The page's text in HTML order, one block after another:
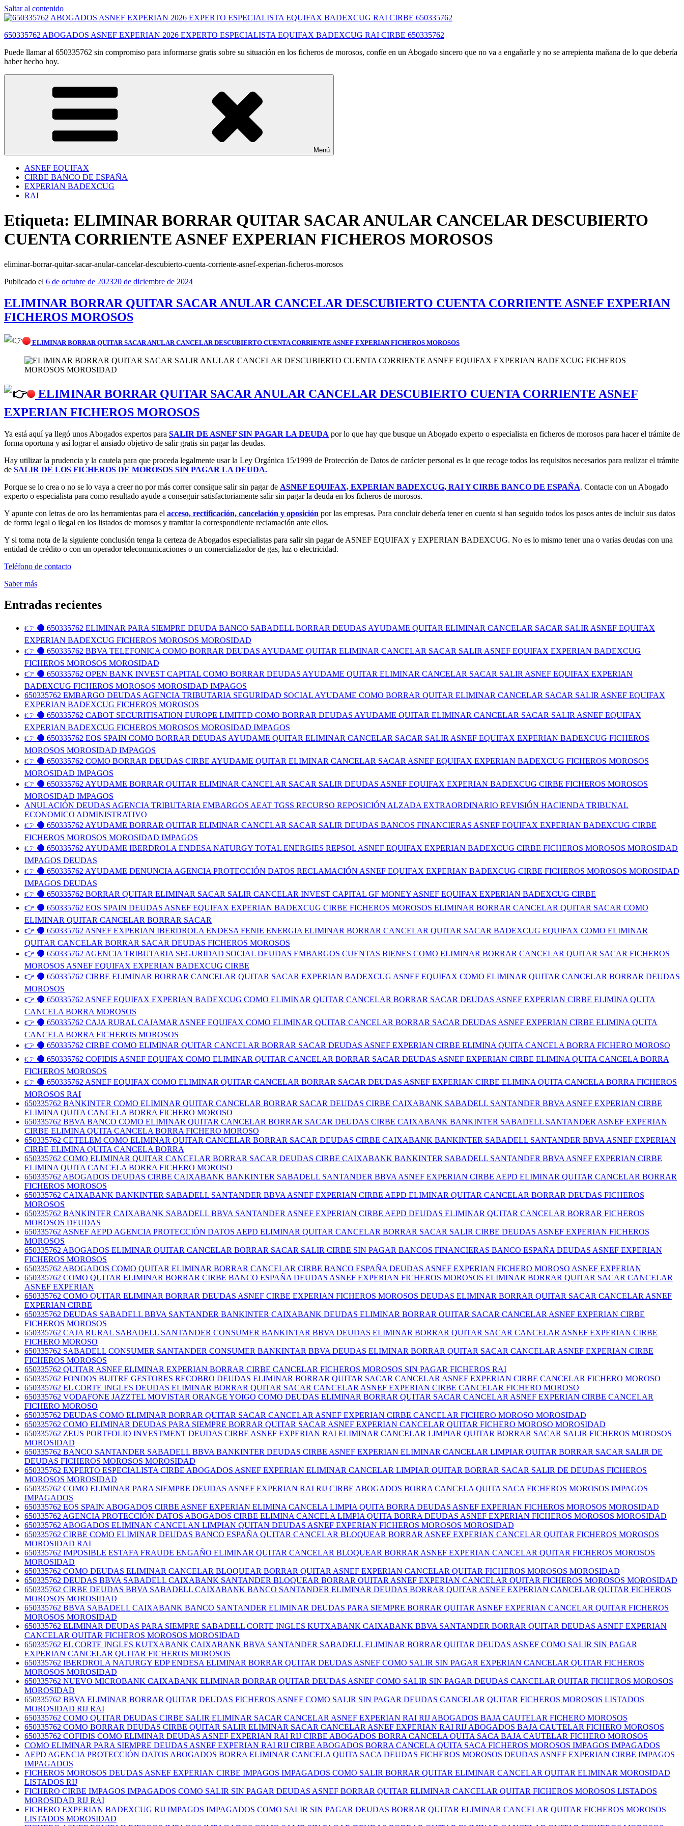
Saltar al contenido
650335762 ABOGADOS ASNEF EXPERIAN 2026 EXPERTO ESPECIALISTA EQUIFAX BADEXCUG RAI CIRBE 650335762
Puede llamar al 650335762 sin compromiso para informarse gratis sobre su situación en los ficheros de morosos, confíe en un Abogado sincero que no va a engañarle y no se arrepienta mañana de lo que debería
haber hecho hoy.
Menú
ASNEF EQUIFAX
CIRBE BANCO DE ESPAÑA
EXPERIAN BADEXCUG
RAI
Etiqueta: ELIMINAR BORRAR QUITAR SACAR ANULAR CANCELAR DESCUBIERTO
CUENTA CORRIENTE ASNEF EXPERIAN FICHEROS MOROSOS
eliminar-borrar-quitar-sacar-anular-cancelar-descubierto-cuenta-corriente-asnef-experian-ficheros-morosos
Publicado el 6 de octubre de 202320 de diciembre de 2024
ELIMINAR BORRAR QUITAR SACAR ANULAR CANCELAR DESCUBIERTO CUENTA CORRIENTE ASNEF EXPERIAN
FICHEROS MOROSOS
ELIMINAR BORRAR QUITAR SACAR ANULAR CANCELAR DESCUBIERTO CUENTA CORRIENTE ASNEF EXPERIAN FICHEROS MOROSOS
ELIMINAR BORRAR QUITAR SACAR ANULAR CANCELAR DESCUBIERTO CUENTA CORRIENTE ASNEF
EXPERIAN FICHEROS MOROSOS
Ya está aquí ya llegó unos Abogados expertos para SALIR DE ASNEF SIN PAGAR LA DEUDA por lo que hay que busque un Abogado experto o especialista en ficheros de morosos para hacer el trámite de
forma oportuna y así lograr el ansiado objetivo de salir gratis sin pagar las deudas.
Hay utilizar la prudencia y la cautela para que proceda legalmente usar la Ley Orgánica 15/1999 de Protección de Datos de carácter personal es la que recoge todos los requisitos necesarios para realizar el trámite
de SALIR DE LOS FICHEROS DE MOROSOS SIN PAGAR LA DEUDA.
Porque se lo crea o no se lo vaya a creer no por más correr consigue salir sin pagar de ASNEF EQUIFAX, EXPERIAN BADEXCUG, RAI Y CIRBE BANCO DE ESPAÑA. Contacte con un Abogado
experto o especialista para como resultado ayude a conseguir satisfactoriamente salir sin pagar la deuda en los ficheros de morosos.
Y apunte con letras de oro las herramientas para el acceso, rectificación, cancelación y oposición por las empresas. Para concluir debería tener en cuenta si han seguido todos los pasos antes de incluir sus datos
de forma legal o ilegal en los listados de morosos y tramitar la correspondiente reclamación ante ellos.
Y si toma nota de la siguiente conclusión tenga la certeza de Abogados especialistas para salir sin pagar de ASNEF EQUIFAX y EXPERIAN BADEXCUG. No es lo mismo tener una o varias deudas con una
entidad de crédito o con un operador telecomunicaciones o un comercializador de gas, luz o electricidad.
Teléfono de contacto
Saber más
Entradas recientes
👉 🔴 650335762 ELIMINAR PARA SIEMPRE DEUDA BANCO SABADELL BORRAR DEUDAS AYUDAME QUITAR ELIMINAR CANCELAR SACAR SALIR ASNEF EQUIFAX
EXPERIAN BADEXCUG FICHEROS MOROSOS MOROSIDAD
👉 🔴 650335762 BBVA TELEFONICA COMO BORRAR DEUDAS AYUDAME QUITAR ELIMINAR CANCELAR SACAR SALIR ASNEF EQUIFAX EXPERIAN BADEXCUG
FICHEROS MOROSOS MOROSIDAD
👉 🔴 650335762 OPEN BANK INVEST CAPITAL COMO BORRAR DEUDAS AYUDAME QUITAR ELIMINAR CANCELAR SACAR SALIR ASNEF EQUIFAX EXPERIAN
BADEXCUG FICHEROS MOROSOS MOROSIDAD IMPAGOS
650335762 EMBARGO DEUDAS AGENCIA TRIBUTARIA SEGURIDAD SOCIAL AYUDAME COMO BORRAR QUITAR ELIMINAR CANCELAR SACAR SALIR ASNEF EQUIFAX
EXPERIAN BADEXCUG FICHEROS MOROSOS
👉 🔴 650335762 CABOT SECURITISATION EUROPE LIMITED COMO BORRAR DEUDAS AYUDAME QUITAR ELIMINAR CANCELAR SACAR SALIR ASNEF EQUIFAX
EXPERIAN BADEXCUG FICHEROS MOROSOS MOROSIDAD IMPAGOS
👉 🔴 650335762 EOS SPAIN COMO BORRAR DEUDAS AYUDAME QUITAR ELIMINAR CANCELAR SACAR SALIR ASNEF EQUIFAX EXPERIAN BADEXCUG FICHEROS
MOROSOS MOROSIDAD IMPAGOS
👉 🔴 650335762 COMO BORRAR DEUDAS CIRBE AYUDAME QUITAR ELIMINAR CANCELAR SACAR ASNEF EQUIFAX EXPERIAN BADEXCUG FICHEROS MOROSOS
MOROSIDAD IMPAGOS
👉 🔴 650335762 AYUDAME BORRAR QUITAR ELIMINAR CANCELAR SACAR SALIR DEUDAS ASNEF EQUIFAX EXPERIAN BADEXCUG CIRBE FICHEROS MOROSOS
MOROSIDAD IMPAGOS
ANULACIÓN DEUDAS AGENCIA TRIBUTARIA EMBARGOS AEAT TGSS RECURSO REPOSICIÓN ALZADA EXTRAORDINARIO REVISIÓN HACIENDA TRIBUNAL
ECONOMICO ADMINISTRATIVO
👉 🔴 650335762 AYUDAME BORRAR QUITAR ELIMINAR CANCELAR SACAR SALIR DEUDAS BANCOS FINANCIERAS ASNEF EQUIFAX EXPERIAN BADEXCUG CIRBE
FICHEROS MOROSOS MOROSIDAD IMPAGOS
👉 🔴 650335762 AYUDAME IBERDROLA ENDESA NATURGY TOTAL ENERGIES REPSOL ASNEF EQUIFAX EXPERIAN BADEXCUG CIRBE FICHEROS MOROSOS MOROSIDAD
IMPAGOS DEUDAS
👉 🔴 650335762 AYUDAME DENUNCIA AGENCIA PROTECCIÓN DATOS RECLAMACIÓN ASNEF EQUIFAX EXPERIAN BADEXCUG CIRBE FICHEROS MOROSOS MOROSIDAD
IMPAGOS DEUDAS
👉 🔴 650335762 BORRAR QUITAR ELIMINAR SACAR SALIR CANCELAR INVEST CAPITAL GF MONEY ASNEF EQUIFAX EXPERIAN BADEXCUG CIRBE
👉 🔴 650335762 EOS SPAIN DEUDAS ASNEF EQUIFAX EXPERIAN BADEXCUG CIRBE FICHEROS MOROSOS ELIMINAR BORRAR CANCELAR QUITAR SACAR COMO
ELIMINAR QUITAR CANCELAR BORRAR SACAR
👉 🔴 650335762 ASNEF EXPERIAN IBERDROLA ENDESA FENIE ENERGIA ELIMINAR BORRAR CANCELAR QUITAR SACAR BADEXCUG EQUIFAX COMO ELIMINAR
QUITAR CANCELAR BORRAR SACAR DEUDAS FICHEROS MOROSOS
👉 🔴 650335762 AGENCIA TRIBUTARIA SEGURIDAD SOCIAL DEUDAS EMBARGOS CUENTAS BIENES COMO ELIMINAR BORRAR CANCELAR QUITAR SACAR FICHEROS
MOROSOS ASNEF EQUIFAX EXPERIAN BADEXCUG CIRBE
👉 🔴 650335762 CIRBE ELIMINAR BORRAR CANCELAR QUITAR SACAR EXPERIAN BADEXCUG ASNEF EQUIFAX COMO ELIMINAR QUITAR CANCELAR BORRAR DEUDAS
MOROSOS
👉 🔴 650335762 ASNEF EQUIFAX EXPERIAN BADEXCUG COMO ELIMINAR QUITAR CANCELAR BORRAR SACAR DEUDAS ASNEF EXPERIAN CIRBE ELIMINA QUITA
CANCELA BORRA MOROSOS
👉 🔴 650335762 CAJA RURAL CAJAMAR ASNEF EQUIFAX COMO ELIMINAR QUITAR CANCELAR BORRAR SACAR DEUDAS ASNEF EXPERIAN CIRBE ELIMINA QUITA
CANCELA BORRA FICHEROS MOROSOS
👉 🔴 650335762 CIRBE COMO ELIMINAR QUITAR CANCELAR BORRAR SACAR DEUDAS ASNEF EXPERIAN CIRBE ELIMINA QUITA CANCELA BORRA FICHERO MOROSO
👉 🔴 650335762 COFIDIS ASNEF EQUIFAX COMO ELIMINAR QUITAR CANCELAR BORRAR SACAR DEUDAS ASNEF EXPERIAN CIRBE ELIMINA QUITA CANCELA BORRA
FICHEROS MOROSOS
👉 🔴 650335762 ASNEF EQUIFAX COMO ELIMINAR QUITAR CANCELAR BORRAR SACAR DEUDAS ASNEF EXPERIAN CIRBE ELIMINA QUITA CANCELA BORRA FICHEROS
MOROSOS RAI
650335762 BANKINTER COMO ELIMINAR QUITAR CANCELAR BORRAR SACAR DEUDAS CIRBE CAIXABANK SABADELL SANTANDER BBVA ASNEF EXPERIAN CIRBE
ELIMINA QUITA CANCELA BORRA FICHERO MOROSO
650335762 BBVA BANCO COMO ELIMINAR QUITAR CANCELAR BORRAR SACAR DEUDAS CIRBE CAIXABANK BANKINTER SABADELL SANTANDER ASNEF EXPERIAN
CIRBE ELIMINA QUITA CANCELA BORRA FICHERO MOROSO
650335762 CETELEM COMO ELIMINAR QUITAR CANCELAR BORRAR SACAR DEUDAS CIRBE CAIXABANK BANKINTER SABADELL SANTANDER BBVA ASNEF EXPERIAN
CIRBE ELIMINA QUITA CANCELA BORRA
650335762 COMO ELIMINAR QUITAR CANCELAR BORRAR SACAR DEUDAS CIRBE CAIXABANK BANKINTER SABADELL SANTANDER BBVA ASNEF EXPERIAN CIRBE
ELIMINA QUITA CANCELA BORRA FICHERO MOROSO
650335762 ABOGADOS DEUDAS CIRBE CAIXABANK BANKINTER SABADELL SANTANDER BBVA ASNEF EXPERIAN CIRBE AEPD ELIMINAR QUITAR CANCELAR BORRAR
FICHEROS MOROSOS
650335762 CAIXABANK BANKINTER SABADELL SANTANDER BBVA ASNEF EXPERIAN CIRBE AEPD ELIMINAR QUITAR CANCELAR BORRAR DEUDAS FICHEROS
MOROSOS
650335762 BANKINTER CAIXABANK SABADELL BBVA SANTANDER ASNEF EXPERIAN CIRBE AEPD DEUDAS ELIMINAR QUITAR CANCELAR BORRAR FICHEROS
MOROSOS DEUDAS
650335762 ASNEF AEPD AGENCIA PROTECCIÓN DATOS AEPD ELIMINAR QUITAR CANCELAR BORRAR SACAR SALIR CIRBE DEUDAS ASNEF EXPERIAN FICHEROS
MOROSOS
650335762 ABOGADOS ELIMINAR QUITAR CANCELAR BORRAR SACAR SALIR CIRBE SIN PAGAR BANCOS FINANCIERAS BANCO ESPAÑA DEUDAS ASNEF EXPERIAN
FICHEROS MOROSOS
650335762 ABOGADOS COMO QUITAR ELIMINAR BORRAR CANCELAR CIRBE BANCO ESPAÑA DEUDAS ASNEF EXPERIAN FICHERO MOROSO ASNEF EXPERIAN
650335762 COMO QUITAR ELIMINAR BORRAR CIRBE BANCO ESPAÑA DEUDAS ASNEF EXPERIAN FICHEROS MOROSOS ELIMINAR BORRAR QUITAR SACAR CANCELAR
ASNEF EXPERIAN
650335762 COMO QUITAR ELIMINAR BORRAR DEUDAS ASNEF CIRBE EXPERIAN FICHEROS MOROSOS DEUDAS ELIMINAR BORRAR QUITAR SACAR CANCELAR ASNEF
EXPERIAN CIRBE
650335762 DEUDAS SABADELL BBVA SANTANDER BANKINTER CAIXABANK DEUDAS ELIMINAR BORRAR QUITAR SACAR CANCELAR ASNEF EXPERIAN CIRBE
FICHEROS MOROSOS
650335762 CAJA RURAL SABADELL SANTANDER CONSUMER BANKINTAR BBVA DEUDAS ELIMINAR BORRAR QUITAR SACAR CANCELAR ASNEF EXPERIAN CIRBE
FICHERO MOROSO
650335762 SABADELL CONSUMER SANTANDER CONSUMER BANKINTAR BBVA DEUDAS ELIMINAR BORRAR QUITAR SACAR CANCELAR ASNEF EXPERIAN CIRBE
FICHEROS MOROSOS
650335762 QUITAR ASNEF ELIMINAR EXPERIAN BORRAR CIRBE CANCELAR FICHEROS MOROSOS SIN PAGAR FICHEROS RAI
650335762 FONDOS BUITRE GESTORES RECOBRO DEUDAS ELIMINAR BORRAR QUITAR SACAR CANCELAR ASNEF EXPERIAN CIRBE CANCELAR FICHERO MOROSO
650335762 EL CORTE INGLES DEUDAS ELIMINAR BORRAR QUITAR SACAR CANCELAR ASNEF EXPERIAN CIRBE CANCELAR FICHERO MOROSO
650335762 VODAFONE JAZZTEL MOVISTAR ORANGE YOIGO COMO DEUDAS ELIMINAR BORRAR QUITAR SACAR CANCELAR ASNEF EXPERIAN CIRBE CANCELAR
FICHERO MOROSO
650335762 DEUDAS COMO ELIMINAR BORRAR QUITAR SACAR CANCELAR ASNEF EXPERIAN CIRBE CANCELAR FICHERO MOROSO MOROSIDAD
650335762 COMO ELIMINAR DEUDAS PARA SIEMPRE BORRAR QUITAR SACAR ASNEF EXPERIAN CANCELAR QUITAR FICHERO MOROSO MOROSIDAD
650335762 ZEUS PORTFOLIO INVESTMENT DEUDAS CIRBE ASNEF EXPERIAN RAI ELIMINAR CANCELAR LIMPIAR QUITAR BORRAR SACAR SALIR FICHEROS MOROSOS
MOROSIDAD
650335762 BANCO SANTANDER SABADELL BBVA BANKINTER DEUDAS CIRBE ASNEF EXPERIAN ELIMINAR CANCELAR LIMPIAR QUITAR BORRAR SACAR SALIR DE
DEUDAS FICHEROS MOROSOS MOROSIDAD
650335762 EXPERTO ESPECIALISTA CIRBE ABOGADOS ASNEF EXPERIAN ELIMINAR CANCELAR LIMPIAR QUITAR BORRAR SACAR SALIR DE DEUDAS FICHEROS
MOROSOS MOROSIDAD
650335762 COMO ELIMINAR PARA SIEMPRE DEUDAS ASNEF EXPERIAN RAI RIJ CIRBE ABOGADOS BORRA CANCELA QUITA SACA FICHEROS MOROSOS IMPAGOS
IMPAGADOS
650335762 EOS SPAIN ABOGADOS CIRBE ASNEF EXPERIAN ELIMINA CANCELA LIMPIA QUITA BORRA DEUDAS ASNEF EXPERIAN FICHEROS MOROSOS MOROSIDAD
650335762 AGENCIA PROTECCIÓN DATOS ABOGADOS CIRBE ELIMINA CANCELA LIMPIA QUITA BORRA DEUDAS ASNEF EXPERIAN FICHEROS MOROSOS MOROSIDAD
650335762 ABOGADOS ELIMINAN CANCELAN LIMPIAN QUITAN DEUDAS ASNEF EXPERIAN FICHEROS MOROSOS MOROSIDAD
650335762 CIRBE COMO ELIMINAR DEUDAS BANCO ESPAÑA QUITAR CANCELAR BLOQUEAR BORRAR ASNEF EXPERIAN CANCELAR QUITAR FICHEROS MOROSOS
MOROSIDAD RAI
650335762 IMPOSIBLE ESTAFA FRAUDE ENGAÑO ELIMINAR QUITAR CANCELAR BLOQUEAR BORRAR ASNEF EXPERIAN CANCELAR QUITAR FICHEROS MOROSOS
MOROSIDAD
650335762 COMO DEUDAS ELIMINAR CANCELAR BLOQUEAR BORRAR QUITAR ASNEF EXPERIAN CANCELAR QUITAR FICHEROS MOROSOS MOROSIDAD
650335762 DEUDAS BBVA SABADELL CAIXABANK SANTANDER BLOQUEAR BORRAR QUITAR ASNEF EXPERIAN CANCELAR QUITAR FICHEROS MOROSOS MOROSIDAD
650335762 CIRBE DEUDAS BBVA SABADELL CAIXABANK BANCO SANTANDER ELIMINAR DEUDAS BORRAR QUITAR ASNEF EXPERIAN CANCELAR QUITAR FICHEROS
MOROSOS MOROSIDAD
650335762 BBVA SABADELL CAIXABANK BANCO SANTANDER ELIMINAR DEUDAS PARA SIEMPRE BORRAR QUITAR ASNEF EXPERIAN CANCELAR QUITAR FICHEROS
MOROSOS MOROSIDAD
650335762 ELIMINAR DEUDAS PARA SIEMPRE SABADELL CORTE INGLES KUTXABANK CAIXABANK BBVA SANTANDER BORRAR QUITAR DEUDAS ASNEF EXPERIAN
CANCELAR QUITAR FICHEROS MOROSOS MOROSIDAD
650335762 EL CORTE INGLES KUTXABANK CAIXABANK BBVA SANTANDER SABADELL ELIMINAR BORRAR QUITAR DEUDAS ASNEF COMO SALIR SIN PAGAR
EXPERIAN CANCELAR QUITAR FICHEROS MOROSOS
650335762 IBERDROLA NATURGY EDP ENDESA ELIMINAR BORRAR QUITAR DEUDAS ASNEF COMO SALIR SIN PAGAR EXPERIAN CANCELAR QUITAR FICHEROS
MOROSOS MOROSIDAD
650335762 NUEVO MICROBANK CAIXABANK ELIMINAR BORRAR QUITAR DEUDAS ASNEF COMO SALIR SIN PAGAR DEUDAS CANCELAR QUITAR FICHEROS MOROSOS
MOROSIDAD
650335762 BBVA ELIMINAR BORRAR QUITAR DEUDAS FICHEROS ASNEF COMO SALIR SIN PAGAR DEUDAS CANCELAR QUITAR FICHEROS MOROSOS LISTADOS
MOROSIDAD RIJ RAI
650335762 COMO QUITAR DEUDAS CIRBE SALIR ELIMINAR SACAR CANCELAR ASNEF EXPERIAN RAI RIJ ABOGADOS BAJA CAUTELAR FICHERO MOROSOS
650335762 COMO BORRAR DEUDAS CIRBE QUITAR SALIR ELIMINAR SACAR CANCELAR ASNEF EXPERIAN RAI RIJ ABOGADOS BAJA CAUTELAR FICHERO MOROSOS
650335762 COFIDIS COMO ELIMINAR DEUDAS ASNEF EXPERIAN RAI RIJ CIRBE ABOGADOS BORRA CANCELA QUITA SACA BAJA CAUTELAR FICHERO MOROSOS
COMO ELIMINAR PARA SIEMPRE DEUDAS ASNEF EXPERIAN RAI RIJ CIRBE ABOGADOS BORRA CANCELA QUITA SACA FICHEROS MOROSOS IMPAGOS IMPAGADOS
AEPD AGENCIA PROTECCIÓN DATOS ABOGADOS BORRA ELIMINAR CANCELA QUITA SACA DEUDAS FICHEROS MOROSOS DEUDAS ASNEF EXPERIAN CIRBE IMPAGOS
IMPAGADOS
FICHEROS MOROSOS DEUDAS ASNEF EXPERIAN CIRBE IMPAGOS IMPAGADOS COMO SALIR BORRAR QUITAR ELIMINAR CANCELAR QUITAR ELIMINAR MOROSIDAD
LISTADOS RIJ
FICHERO CIRBE IMPAGOS IMPAGADOS COMO SALIR SIN PAGAR DEUDAS ASNEF BORRAR QUITAR ELIMINAR CANCELAR QUITAR FICHEROS MOROSOS LISTADOS
MOROSIDAD RIJ RAI
FICHERO EXPERIAN BADEXCUG RIJ IMPAGOS IMPAGADOS COMO SALIR SIN PAGAR DEUDAS BORRAR QUITAR ELIMINAR CANCELAR QUITAR FICHEROS MOROSOS
LISTADOS MOROSIDAD